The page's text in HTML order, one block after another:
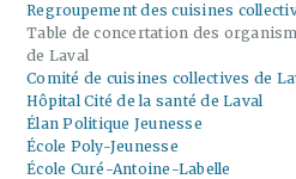
Regroupement des cuisines
Table de concertation des
de Laval
Comité de cuisines collectives de
Hôpital Cité de la santé de Laval
Élan Politique Jeunesse
École Poly-Jeunesse
École Curé-Antoine-Labelle